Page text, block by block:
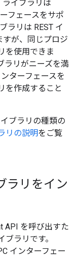
ライブラリは
フェースをサポ
ラリは REST イ
すが、同じプロジ
を使用できま
ラリがニーズを満
ターフェースを
を作成すること
ブラリの種類の
リの説明をご覧
ラリをイン
API を呼び出すた
ラリです。
インターフェー